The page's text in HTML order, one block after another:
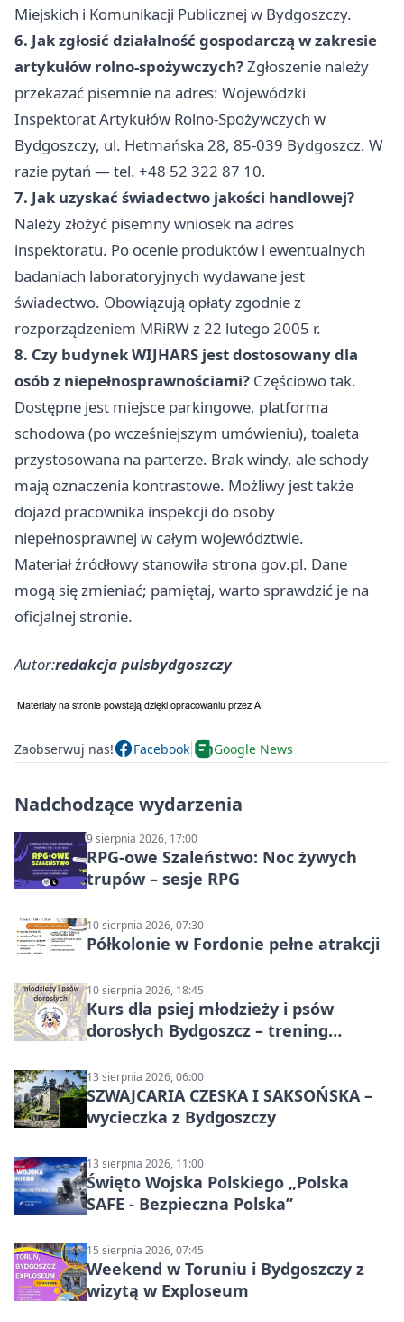
Miejskich i Komunikacji Publicznej w Bydgoszczy.
6. Jak zgłosić działalność gospodarczą w zakresie
artykułów rolno-spożywczych?Zgłoszenie należy
przekazać pisemnie na adres: Wojewódzki
Inspektorat Artykułów Rolno-Spożywczych w
Bydgoszczy, ul. Hetmańska 28, 85-039 Bydgoszcz. W
razie pytań — tel. +48 52 322 87 10.
7. Jak uzyskać świadectwo jakości handlowej?
Należy złożyć pisemny wniosek na adres
inspektoratu. Po ocenie produktów i ewentualnych
badaniach laboratoryjnych wydawane jest
świadectwo. Obowiązują opłaty zgodnie z
rozporządzeniem MRiRW z 22 lutego 2005 r.
8. Czy budynek WIJHARS jest dostosowany dla
osób z niepełnosprawnościami? Częściowo tak.
Dostępne jest miejsce parkingowe, platforma
schodowa (po wcześniejszym umówieniu), toaleta
przystosowana na parterze. Brak windy, ale schody
mają oznaczenia kontrastowe. Możliwy jest także
dojazd pracownika inspekcji do osoby
niepełnosprawnej w całym województwie.
Materiał źródłowy stanowiła strona gov.pl. Dane
mogą się zmieniać; pamiętaj, warto sprawdzić je na
oficjalnej stronie.
Autor:redakcja pulsbydgoszczy
Zaobserwuj nas! Facebook Google News
Nadchodzące wydarzenia
9 sierpnia 2026, 17:00
RPG-owe Szaleństwo: Noc żywych
trupów – sesje RPG
10 sierpnia 2026, 07:30
Półkolonie w Fordonie pełne atrakcji
10 sierpnia 2026, 18:45
Kurs dla psiej młodzieży i psów
dorosłych Bydgoszcz – trening
13 sierpnia 2026, 06:00
SZWAJCARIA CZESKA I SAKSOŃSKA –
wycieczka z Bydgoszczy
13 sierpnia 2026, 11:00
Święto Wojska Polskiego „Polska
SAFE - Bezpieczna Polska”
15 sierpnia 2026, 07:45
Weekend w Toruniu i Bydgoszczy z
wizytą w Exploseum